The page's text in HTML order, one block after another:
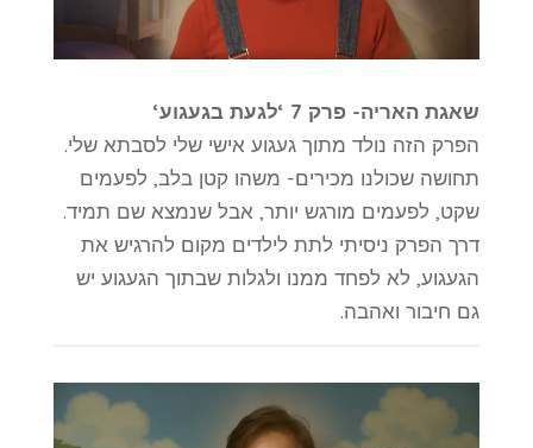
שאגת האריה- פרק 7 ‘לגעת בגעגוע‘
הפרק הזה נולד מתוך געגוע אישי שלי לסבתא שלי.
תחושה שכולנו מכירים- משהו קטן בלב, לפעמים
שקט, לפעמים מורגש יותר, אבל שנמצא שם תמיד.
דרך הפרק ניסיתי לתת לילדים מקום להרגיש את
הגעגוע, לא לפחד ממנו ולגלות שבתוך הגעגוע יש
גם חיבור ואהבה.